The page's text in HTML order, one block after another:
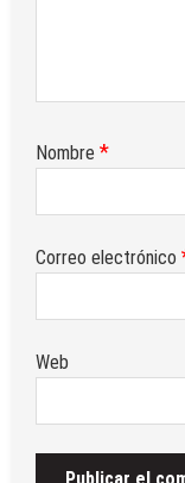
Nombre *
Correo electrónico
Web